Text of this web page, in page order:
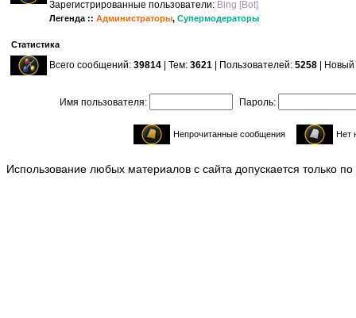
Зарегистрированные пользователи: Bing [Bot]
Легенда :: Администраторы, Супермодераторы
Статистика
Всего сообщений: 39814 | Тем: 3621 | Пользователей: 5258 |
Имя пользователя: Пароль:
Непрочитанные сообщения Нет
Использование любых материалов с сайта допускается только